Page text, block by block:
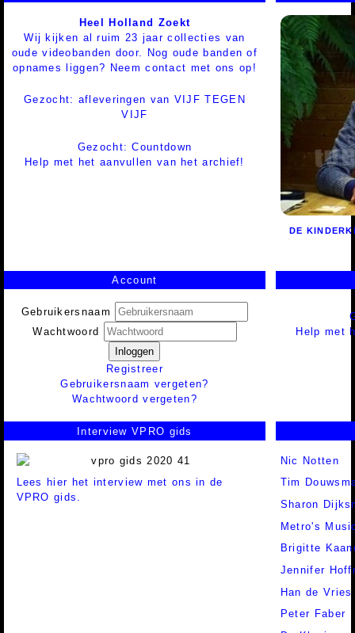
Heel Holland Zoekt
Wij kijken al ruim 23 jaar collecties van
oude videobanden door. Nog oude banden of
opnames liggen? Neem contact met ons op!
Gezocht: afleveringen van VIJF TEGEN
VIJF
Gezocht: Countdown
Help met het aanvullen van het archief!
DE
Account
Gebruikersnaam
Wachtwoord
Inloggen
Registreer
Gebruikersnaam vergeten?
Wachtwoord vergeten?
Help met
Interview VPRO gids
Lees hier het interview met ons in de
VPRO gids.
Nic Notten
Tim
Sharon
Metro's
Brigitte
Jennifer
Han de Vries
Peter Faber